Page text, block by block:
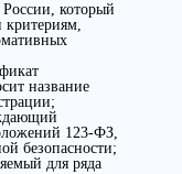
России, который
критериям,
название
123-ФЗ,
безопасности;
для ряда